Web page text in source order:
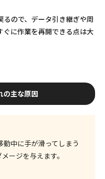
ので、データ引き継ぎや周
ぐに作業を再開できる点は大
の主な原因
中に手が滑ってしまう
ージを与えます。